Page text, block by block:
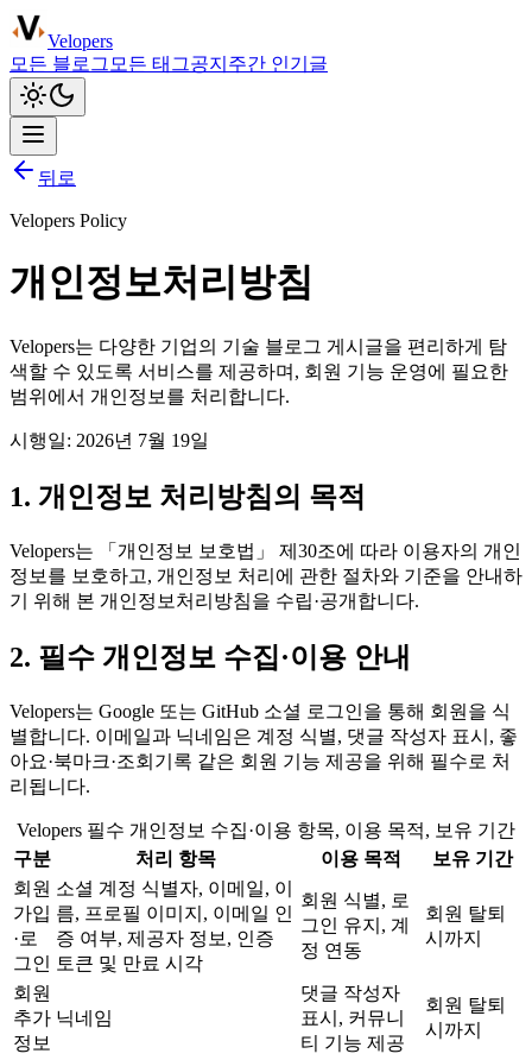
Velopers
모든 블로그 모든 태그공지 주간 인기글
뒤로
Velopers Policy
개인정보처리방침
Velopers는 다양한 기업의 기술 블로그 게시글을 편리하게 탐
색할 수 있도록 서비스를 제공하며, 회원 기능 운영에 필요한
범위에서 개인정보를 처리합니다.
시행일: 2026년 7월 19일
1. 개인정보 처리방침의 목적
Velopers는 「개인정보 보호법」 제30조에 따라 이용자의 개인
정보를 보호하고, 개인정보 처리에 관한 절차와 기준을 안내하
기 위해 본 개인정보처리방침을 수립·공개합니다.
2. 필수 개인정보 수집·이용 안내
Velopers는 Google 또는 GitHub 소셜 로그인을 통해 회원을 식
별합니다. 이메일과 닉네임은 계정 식별, 댓글 작성자 표시, 좋
아요·북마크·조회기록 같은 회원 기능 제공을 위해 필수로 처
리됩니다.
Velopers 필수 개인정보 수집·이용 항목, 이용 목적, 보유 기간
구분
처리 항목 이용 목적
보유 기간
회원
가입
·로
그인
소셜 계정 식별자, 이메일, 이
름, 프로필 이미지, 이메일 인
증 여부, 제공자 정보, 인증
토큰 및 만료 시각
회원 식별, 로
그인 유지, 계
정 연동
회원 탈퇴
시까지
회원
추가
정보
닉네임
댓글 작성자
표시, 커뮤니
티 기능 제공
회원 탈퇴
시까지